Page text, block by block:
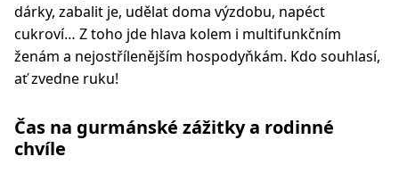
dárky, zabalit je, udělat doma výzdobu, napéct
cukroví… Z toho jde hlava kolem i multifunkčním
ženám a nejostřílenějším hospodyňkám. Kdo souhlasí,
ať zvedne ruku!
Čas na gurmánské zážitky a rodinné
chvíle